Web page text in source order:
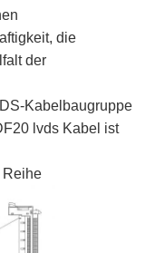
die
der
Kabelbaugruppe
lvds Kabel ist
Reihe